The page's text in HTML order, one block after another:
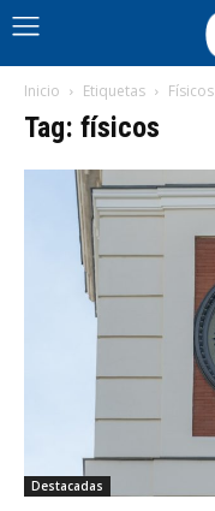
Inicio Etiquetas Físicos
Tag: físicos
Destacadas